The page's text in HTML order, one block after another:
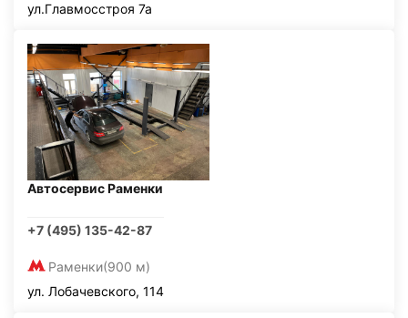
ул.Главмосстроя 7а
Автосервис Раменки
+7 (495) 135-42-87
Раменки(900 м)
ул. Лобачевского, 114